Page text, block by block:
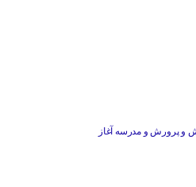
و پرورش و مدرسه آغاز